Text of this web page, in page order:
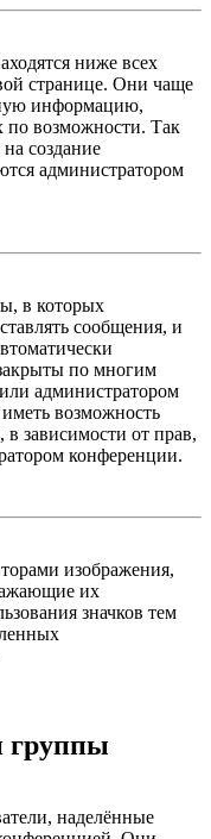
ниже всех
странице. Они чаще
информацию,
по возможности. Так
создание
администратором
в которых
сообщения, и
по многим
администратором
возможность
зависимости от прав,
конференции.
изображения,
их
значков тем
группы
наделённые